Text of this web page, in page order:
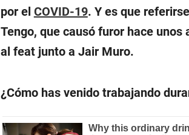
por el COVID-19. Y es que
Tengo, que causó furor hace unos
al feat junto a Jair Muro.
¿Cómo has venido trabajando